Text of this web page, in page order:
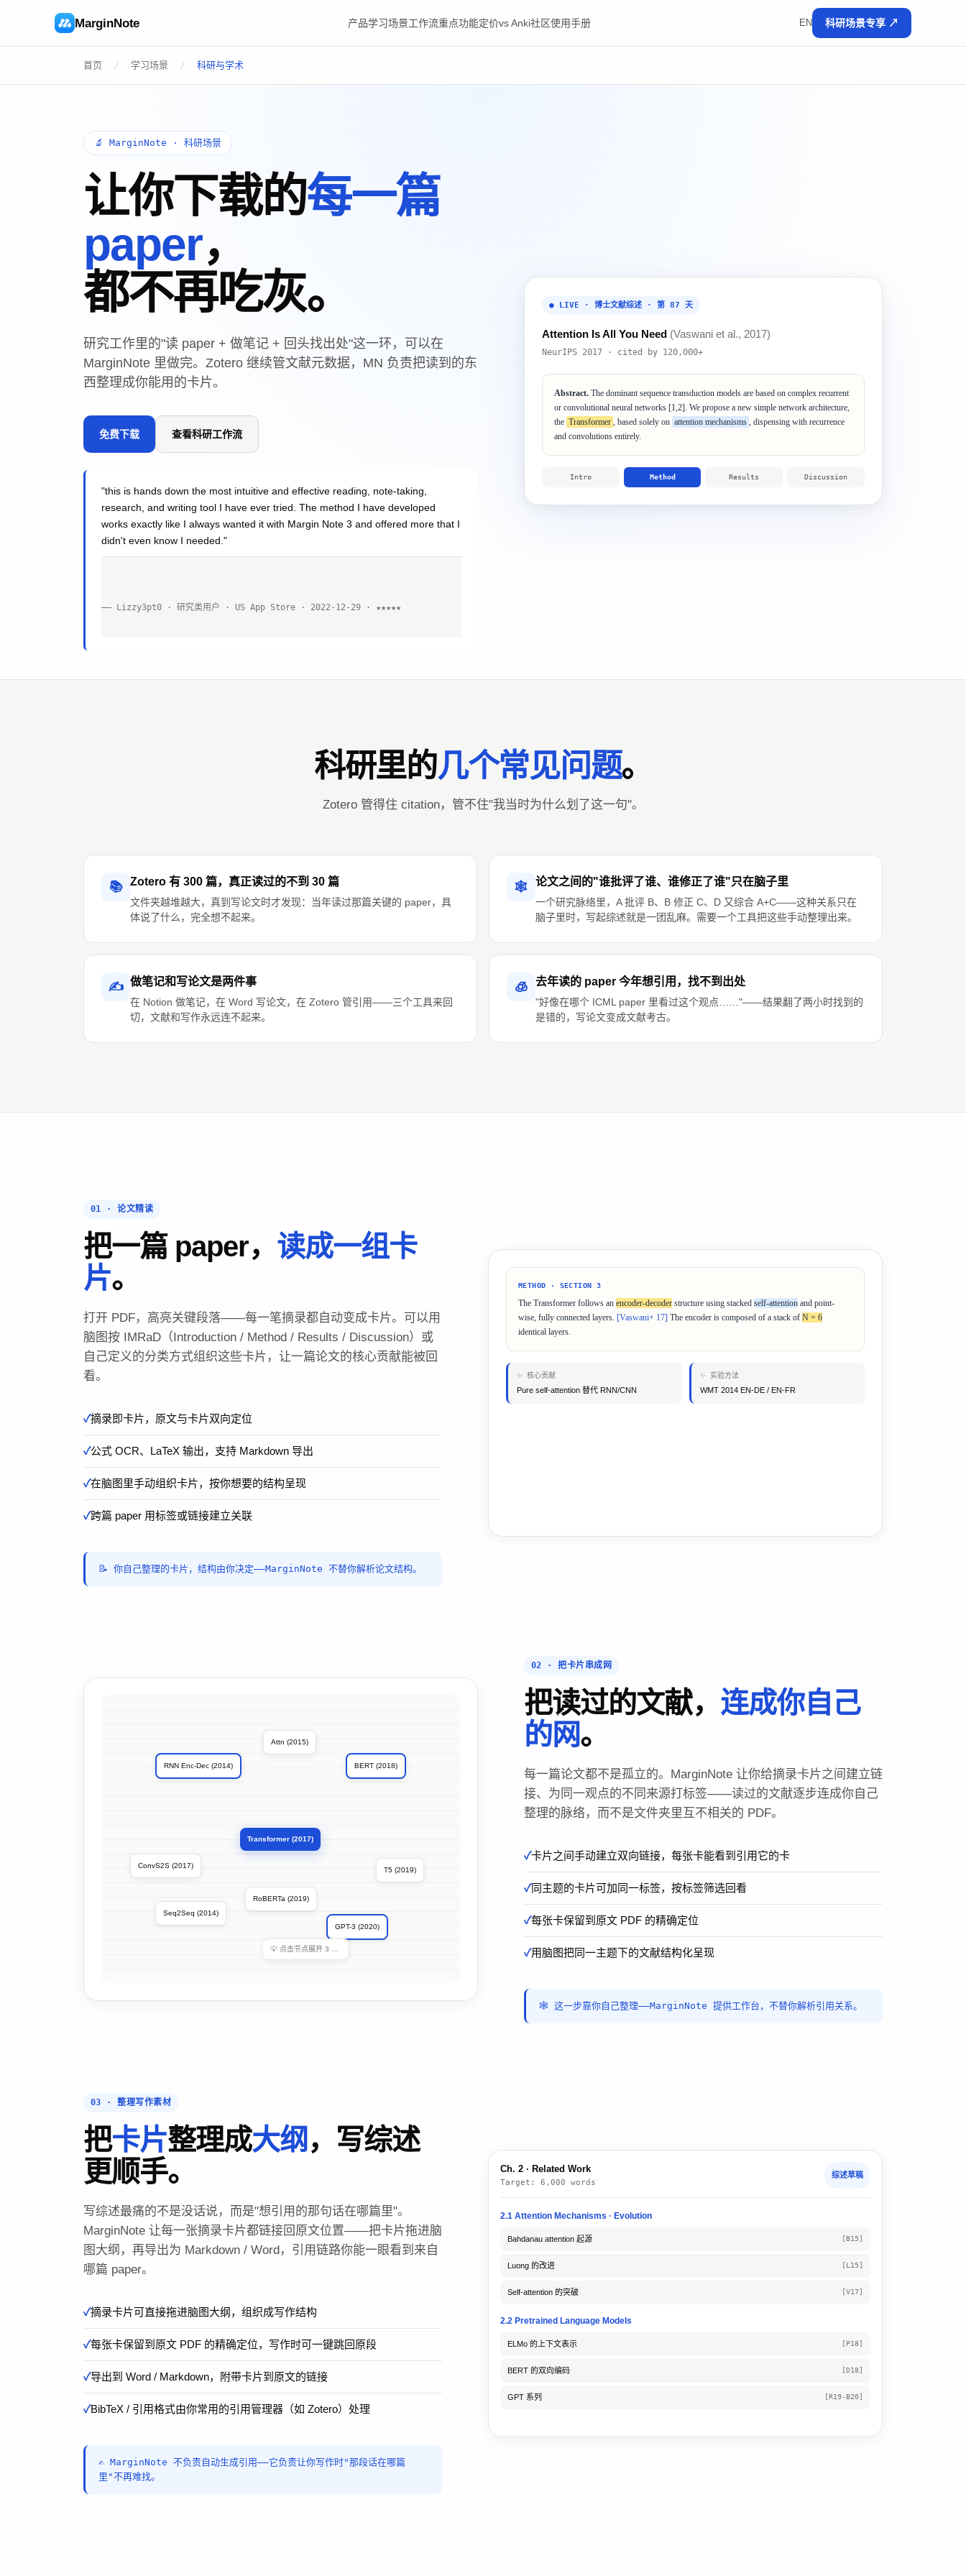
MarginNote 产品学习场景工作流重点功能定价vs Anki社区使用手册 EN 科研场景专享 ↗
首页 / 学习场景 / 科研与学术
🔬 MarginNote · 科研场景
让你下载的每一篇
paper，
都不再吃灰。
研究工作里的"读 paper + 做笔记 + 回头找出处"这一环，可以在
MarginNote 里做完。Zotero 继续管文献元数据，MN 负责把读到的东
西整理成你能用的卡片。
免费下载 查看科研工作流
"this is hands down the most intuitive and effective reading, note-taking,
research, and writing tool I have ever tried. The method I have developed
works exactly like I always wanted it with Margin Note 3 and offered more that I
didn't even know I needed."
—— Lizzy3pt0 · 研究类用户 · US App Store · 2022-12-29 · ★★★★★
● LIVE · 博士文献综述 · 第 87 天
Attention Is All You Need (Vaswani et al., 2017)
NeurIPS 2017 · cited by 120,000+
Abstract.The dominant sequence transduction models are based on complex recurrent
or convolutional neural networks [1,2]. We propose a new simple network architecture,
the Transformer , based solely on attention mechanisms
, dispensing with recurrence
and convolutions entirely.
Intro Method Results Discussion
科研里的几个常见问题。
Zotero 管得住 citation，管不住"我当时为什么划了这一句"。
📚 Zotero 有 300 篇，真正读过的不到 30 篇
文件夹越堆越大，真到写论文时才发现：当年读过那篇关键的 paper，具
体说了什么，完全想不起来。
🕸️ 论文之间的"谁批评了谁、谁修正了谁"只在脑子里
一个研究脉络里，A 批评 B、B 修正 C、D 又综合 A+C——这种关系只在
脑子里时，写起综述就是一团乱麻。需要一个工具把这些手动整理出来。
✍️ 做笔记和写论文是两件事
在 Notion 做笔记，在 Word 写论文，在 Zotero 管引用——三个工具来回
切，文献和写作永远连不起来。
🧊 去年读的 paper 今年想引用，找不到出处
"好像在哪个 ICML paper 里看过这个观点……"——结果翻了两小时找到的
是错的，写论文变成文献考古。
01 · 论文精读
把一篇 paper， 读成一组卡
片。
打开 PDF，高亮关键段落——每一笔摘录都自动变成卡片。可以用
脑图按 IMRaD（Introduction / Method / Results / Discussion）或
自己定义的分类方式组织这些卡片，让一篇论文的核心贡献能被回
看。
摘录即卡片，原文与卡片双向定位
公式 OCR、LaTeX 输出，支持 Markdown 导出
在脑图里手动组织卡片，按你想要的结构呈现
跨篇 paper 用标签或链接建立关联
📝 你自己整理的卡片，结构由你决定——MarginNote 不替你解析论文结构。
METHOD · SECTION 3
The Transformer follows anencoder-decoder structure using stackedself-attention and point-
wise, fully connected layers.[Vaswani+ 17] The encoder is composed of a stack ofN = 6
identical layers.
✨ 核心贡献
Pure self-attention 替代 RNN/CNN
✨ 实验方法
WMT 2014 EN-DE / EN-FR
02 · 把卡片串成网
把读过的文献， 连成你自己
的网。
每一篇论文都不是孤立的。MarginNote 让你给摘录卡片之间建立链
接、为同一观点的不同来源打标签——读过的文献逐步连成你自己
整理的脉络，而不是文件夹里互不相关的 PDF。
卡片之间手动建立双向链接，每张卡能看到引用它的卡
同主题的卡片可加同一标签，按标签筛选回看
每张卡保留到原文 PDF 的精确定位
用脑图把同一主题下的文献结构化呈现
🕸️ 这一步靠你自己整理——MarginNote 提供工作台，不替你解析引用关系。
Transformer (2017)
RNN Enc-Dec (2014) BERT (2018)
Attn (2015)
Seq2Seq (2014)
GPT-3 (2020)
T5 (2019)
ConvS2S (2017)
RoBERTa (2019)
03 · 整理写作素材
把卡片整理成大纲 ，写综述
更顺手。
写综述最痛的不是没话说，而是"想引用的那句话在哪篇里"。
MarginNote 让每一张摘录卡片都链接回原文位置——把卡片拖进脑
图大纲，再导出为 Markdown / Word，引用链路你能一眼看到来自
哪篇 paper。
摘录卡片可直接拖进脑图大纲，组织成写作结构
每张卡保留到原文 PDF 的精确定位，写作时可一键跳回原段
导出到 Word / Markdown，附带卡片到原文的链接
BibTeX / 引用格式由你常用的引用管理器（如 Zotero）处理
✍️ MarginNote 不负责自动生成引用——它负责让你写作时"那段话在哪篇
里"不再难找。
Ch. 2 · Related Work
Target: 6,000 words
综述草稿
2.1 Attention Mechanisms · Evolution
Bahdanau attention 起源 [B15]
Luong 的改进 [L15]
Self-attention 的突破 [V17]
2.2 Pretrained Language Models
ELMo 的上下文表示 [P18]
BERT 的双向编码 [D18]
GPT 系列 [R19-B20]